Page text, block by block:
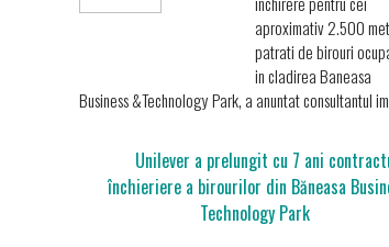
aproximativ 2.500
patrati de birouri
in cladirea Baneasa
Business &Technology Park, a anuntat consultantul im
Unilever a prelungit cu 7 ani
închieriere a birourilor din Băneasa
Technology Park